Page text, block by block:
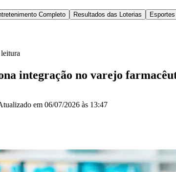
Jardim BelvalJardim CalifórniaJardim dos Altos
MutingaJardim ParaísoJardim PaulistaJardim
Parque ImperialParque Santa LuziaParque Viana
Completo Resultados das Loterias
integração no varejo
em 06/07/2026 às 13:47